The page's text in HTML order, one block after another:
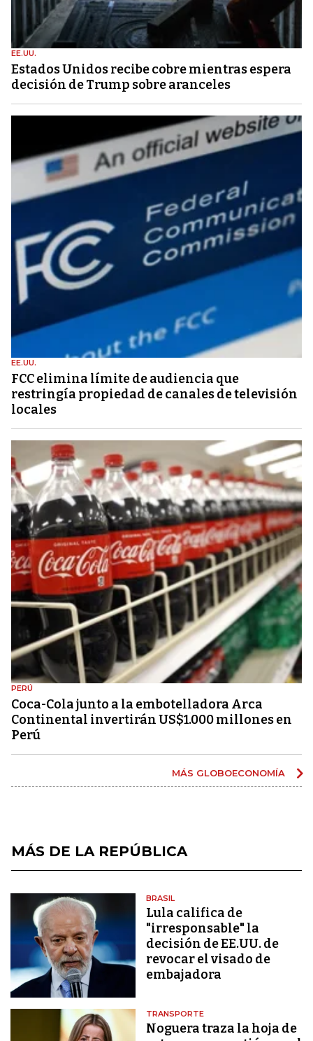
EE.UU.
Estados Unidos recibe cobre mientras espera
decisión de Trump sobre aranceles
EE.UU.
FCC elimina límite de audiencia que
restringía propiedad de canales de televisión
locales
PERÚ
Coca-Cola junto a la embotelladora Arca
Continental invertirán US$1.000 millones en
Perú
MÁS GLOBOECONOMÍA
MÁS DE LA REPÚBLICA
BRASIL
Lula califica de
"irresponsable" la
decisión de EE.UU. de
revocar el visado de
embajadora
TRANSPORTE
Noguera traza la hoja de